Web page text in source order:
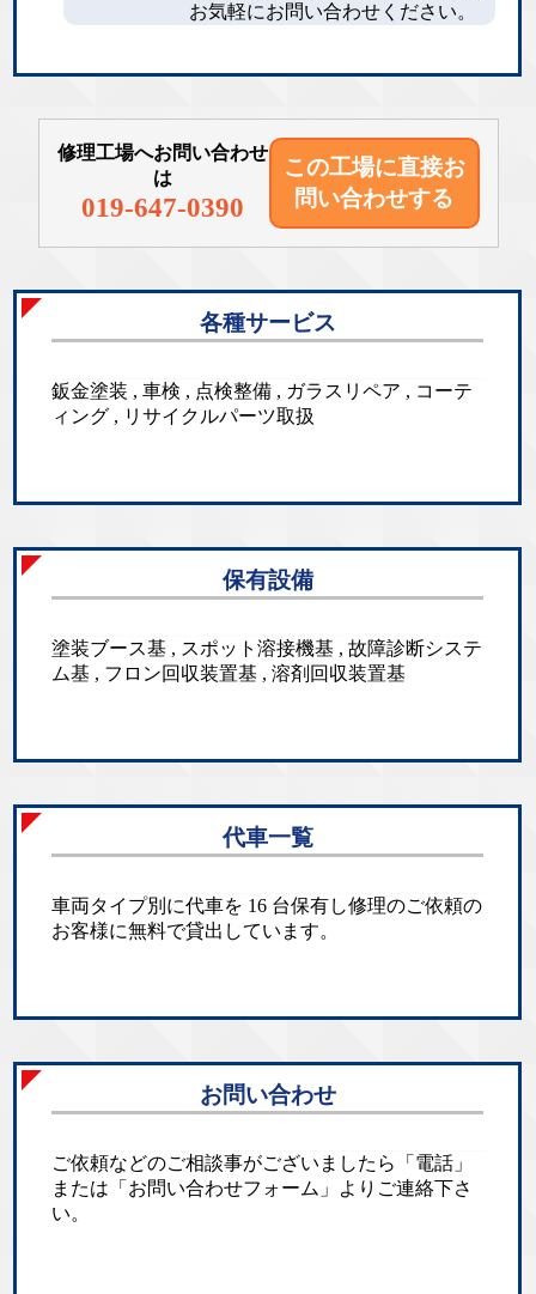
お気軽にお問い合わせください。
修理工場へお問い合わせ
は
019-647-0390
この工場に直接お
問い合わせする
各種サービス
鈑金塗装 , 車検 , 点検整備 , ガラスリペア , コーテ
ィング , リサイクルパーツ取扱
保有設備
塗装ブース基 , スポット溶接機基 , 故障診断システ
ム基 , フロン回収装置基 , 溶剤回収装置基
代車一覧
車両タイプ別に代車を 16 台保有し修理のご依頼の
お客様に無料で貸出しています。
お問い合わせ
ご依頼などのご相談事がございましたら「電話」
または「お問い合わせフォーム」よりご連絡下さ
い。